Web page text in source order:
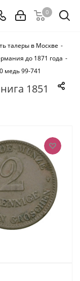
0
талеры в Москве -
до 1871 года -
медь 99-741
1851